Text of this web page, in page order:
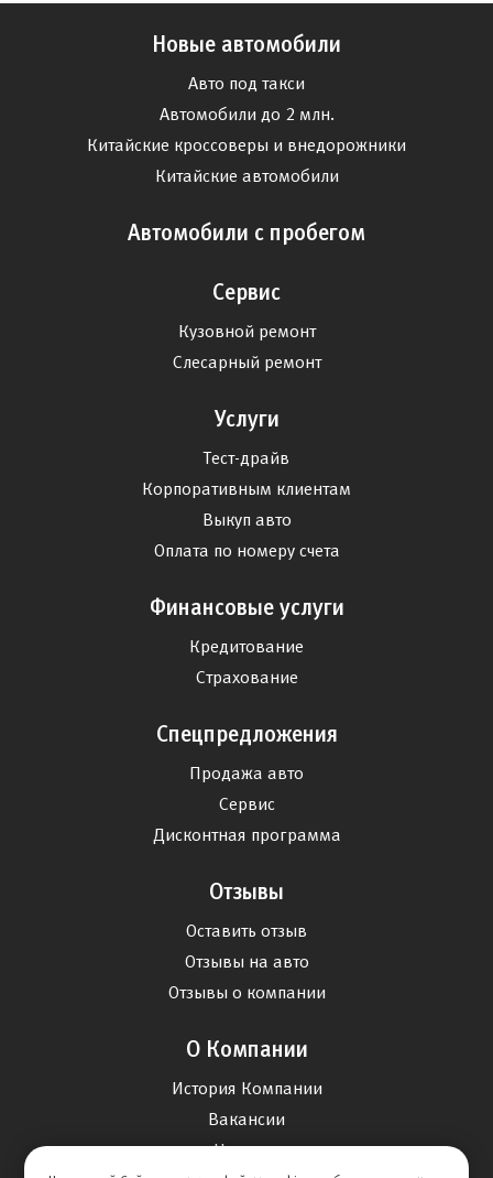
Новые автомобили
Авто под такси
Автомобили до 2 млн.
Китайские кроссоверы и внедорожники
Китайские автомобили
Автомобили с пробегом
Сервис
Кузовной ремонт
Слесарный ремонт
Услуги
Тест-драйв
Корпоративным клиентам
Выкуп авто
Оплата по номеру счета
Финансовые услуги
Кредитование
Страхование
Спецпредложения
Продажа авто
Сервис
Дисконтная программа
Отзывы
Оставить отзыв
Отзывы на авто
Отзывы о компании
О Компании
История Компании
Вакансии
Новости